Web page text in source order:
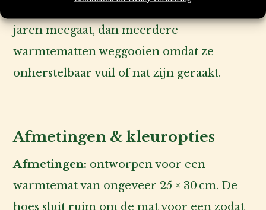
jaren meegaat, dan meerdere
warmtematten weggooien omdat ze
onherstelbaar vuil of nat zijn geraakt.
Afmetingen & kleuropties
Afmetingen: ontworpen voor een
warmtemat van ongeveer 25 × 30 cm. De
hoes sluit ruim om de mat voor een zodat